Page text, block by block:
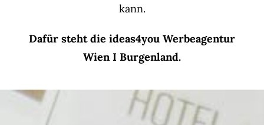
kann.
Dafür steht die ideas4you Werbeagentur
Wien I Burgenland.